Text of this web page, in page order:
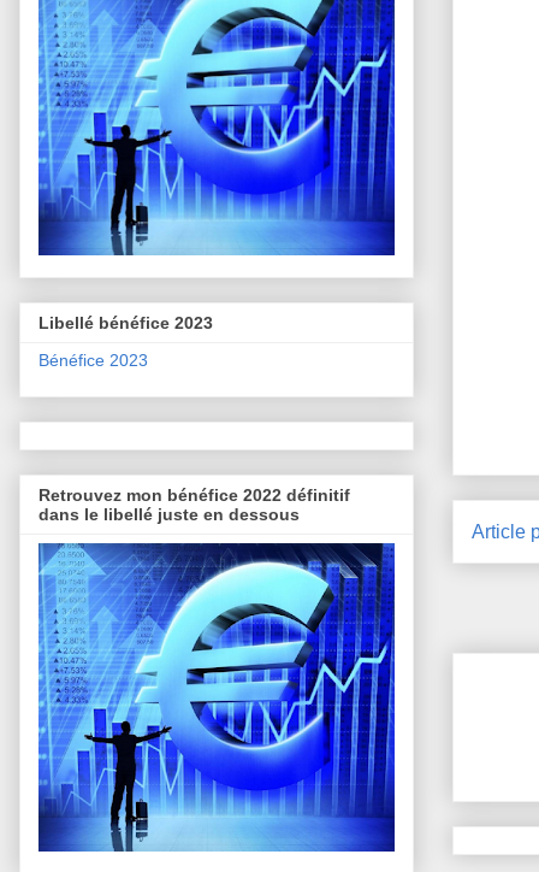
Article
Libellé bénéfice 2023
Bénéfice 2023
Retrouvez mon bénéfice 2022 définitif
dans le libellé juste en dessous